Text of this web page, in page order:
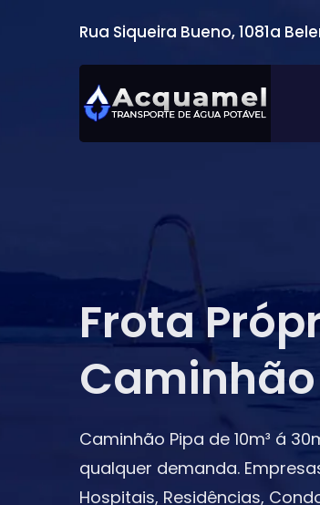
Rua Siqueira Bueno, 1081a
Frota
Caminhão Pipa de 10m³ á
qualquer demanda.
Hospitais, Residências,